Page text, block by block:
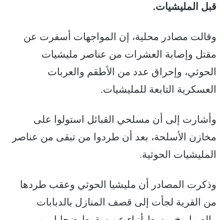
قبل المليشيات.
وقالت مصادر محلية، إن المواجهات أسفرت عن
مقتل وإصابة العشرات من عناصر مليشيات
الحوثي، وإحراق عدد من الأطقم والعربات
العسكرية التابعة للمليشيات.
وأشارت إلى أن مسلحي القبائل استولوا على
مخازن الأسلحة، بعد أن طردوا من تبقى من عناصر
المليشيات الحوثية.
وذكرت المصادر أن مليشيا الحوثي وعقب طردها
من القرية لجأت إلى قصف المنازل بالدبابات